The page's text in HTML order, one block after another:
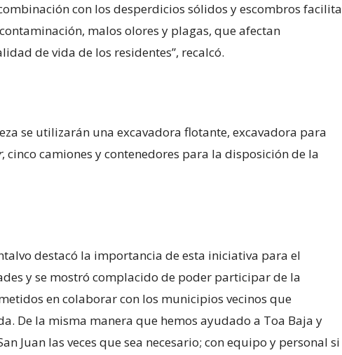
con los desperdicios sólidos y escombros facilita
malos olores y plagas, que afectan
de vida de los residentes”, recalcó.
se utilizarán una excavadora flotante, excavadora para
, cinco camiones y contenedores para la disposición de la
destacó la importancia de esta iniciativa para el
y se mostró complacido de poder participar de la
en colaborar con los municipios vecinos que
De la misma manera que hemos ayudado a Toa Baja y
Juan las veces que sea necesario; con equipo y personal si